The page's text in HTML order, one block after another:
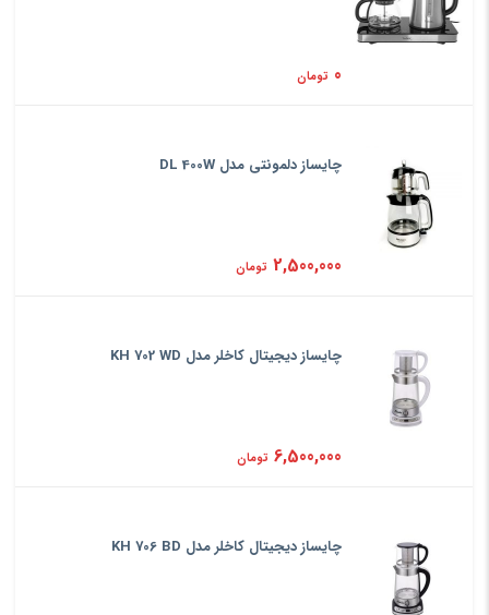
0 تومان
چایساز دلمونتی مدل DL 400W
2,500,000 تومان
چایساز دیجیتال کاخلر مدل KH 702 WD
6,500,000 تومان
چایساز دیجیتال کاخلر مدل KH 706 BD